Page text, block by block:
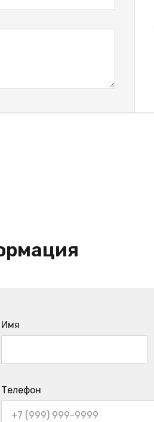
Имя
Телефон